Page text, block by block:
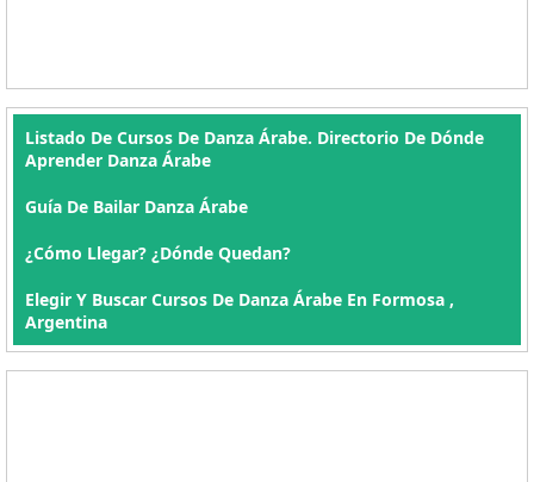
Listado De Cursos De Danza Árabe. Directorio De Dónde
Aprender Danza Árabe
Guía De Bailar Danza Árabe
¿Cómo Llegar? ¿Dónde Quedan?
Elegir Y Buscar Cursos De Danza Árabe En Formosa ,
Argentina